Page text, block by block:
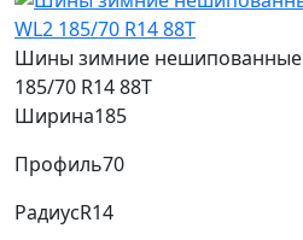
Шины зимние нешипованные
185/70 R14 88T
Ширина185
Профиль70
РадиусR14